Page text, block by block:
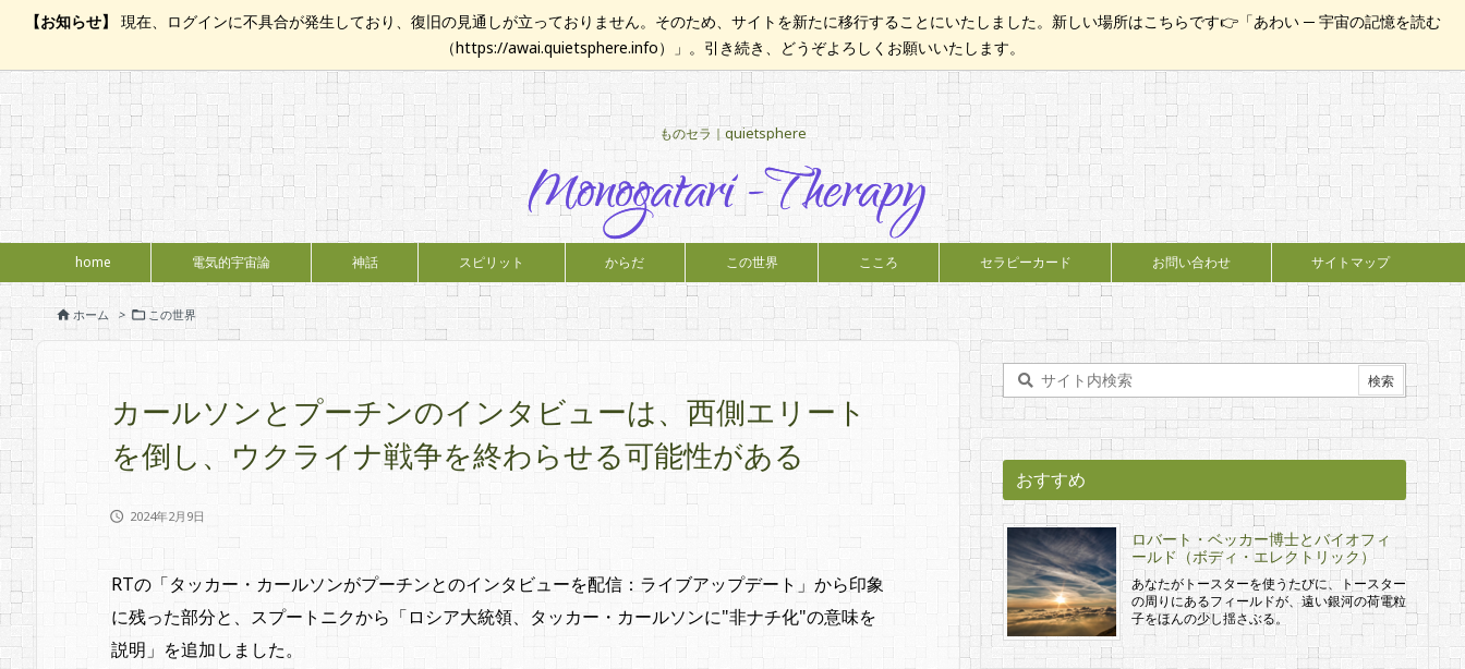
【お知らせ】
現在、ログインに不具合が発生しており、復旧の見通しが立っておりません。そのため、サイトを新たに移行することにいたしました。新しい場所はこちらです👉「あわい ─ 宇宙の記憶を読む
（https://awai.quietsphere.info）」。引き続き、どうぞよろしくお願いいたします。
ものセラ｜quietsphere
home 電気的宇宙論 神話 スピリット からだ この世界 こころ セラピーカード お問い合わせ サイトマップ
 ホーム >  この世界
カールソンとプーチンのインタビューは、西側エリート
を倒し、ウクライナ戦争を終わらせる可能性がある
 2024年2月9日
RTの「タッカー・カールソンがプーチンとのインタビューを配信：ライブアップデート」から印象
に残った部分と、スプートニクから「ロシア大統領、タッカー・カールソンに"非ナチ化"の意味を
説明」を追加しました。
おすすめ
ロバート・ベッカー博士とバイオフィ
ールド（ボディ・エレクトリック）
あなたがトースターを使うたびに、トースター
の周りにあるフィールドが、遠い銀河の荷電粒
子をほんの少し揺さぶる。